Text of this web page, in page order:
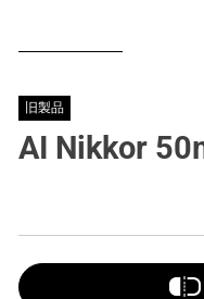
旧製品
AI Nikkor